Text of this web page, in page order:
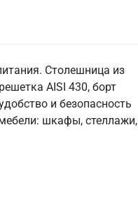
Столешница из
AISI 430, борт
и безопасность
шкафы, стеллажи,